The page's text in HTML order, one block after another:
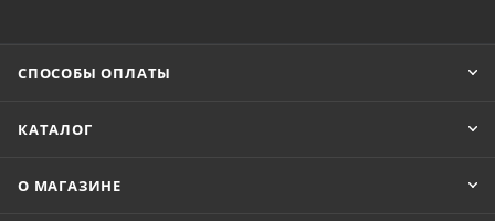
СПОСОБЫ ОПЛАТЫ
КАТАЛОГ
О МАГАЗИНЕ